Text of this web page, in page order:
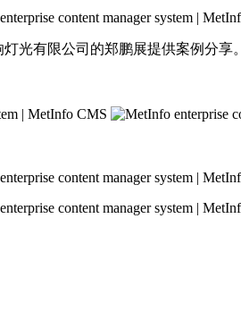
光有限公司的郑鹏展提供案例分享。